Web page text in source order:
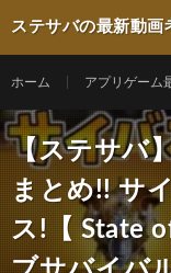
ステサバの最新動画
ホーム アプリゲーム
【ステサバ
まとめ!! サ
ス!【 State